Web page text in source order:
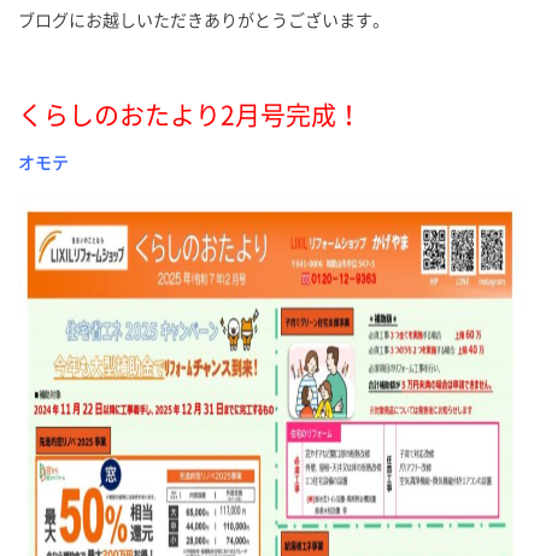
ブログにお越しいただきありがとうございます。
くらしのおたより2月号完成！
オモテ